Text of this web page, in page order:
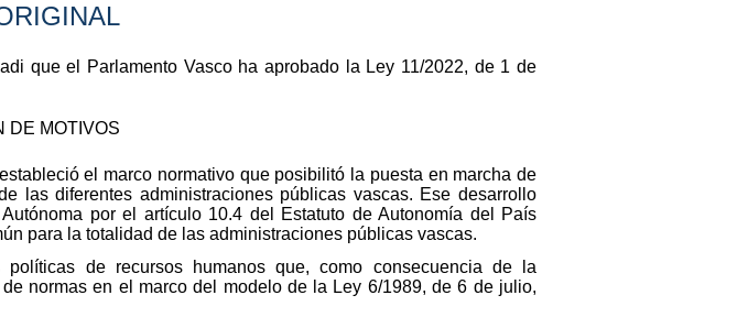
que el Parlamento Vasco ha aprobado la Ley 11/2022, de 1 de
DE MOTIVOS
el marco normativo que posibilitó la puesta en marcha de
las diferentes administraciones públicas vascas. Ese desarrollo
por el artículo 10.4 del Estatuto de Autonomía del País
para la totalidad de las administraciones públicas vascas.
de recursos humanos que, como consecuencia de la
normas en el marco del modelo de la Ley 6/1989, de 6 de julio,